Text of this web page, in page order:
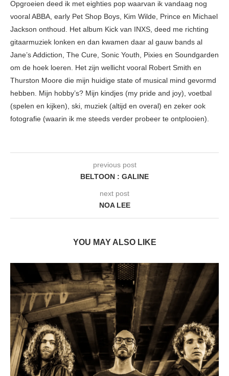
Opgroeien deed ik met eighties pop waarvan ik vandaag nog
vooral ABBA, early Pet Shop Boys, Kim Wilde, Prince en Michael
Jackson onthoud. Het album Kick van INXS, deed me richting
gitaarmuziek lonken en dan kwamen daar al gauw bands al
Jane’s Addiction, The Cure, Sonic Youth, Pixies en Soundgarden
om de hoek loeren. Het zijn wellicht vooral Robert Smith en
Thurston Moore die mijn huidige state of musical mind gevormd
hebben. Mijn hobby’s? Mijn kindjes (my pride and joy), voetbal
(spelen en kijken), ski, muziek (altijd en overal) en zeker ook
fotografie (waarin ik me steeds verder probeer te ontplooien).
previous post
BELTOON : GALINE
next post
NOA LEE
YOU MAY ALSO LIKE